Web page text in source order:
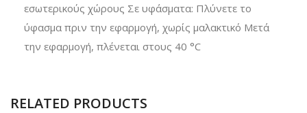
εσωτερικούς χώρους Σε υφάσματα: Πλύνετε το
ύφασμα πριν την εφαρμογή, χωρίς μαλακτικό Μετά
την εφαρμογή, πλένεται στους 40 °C
RELATED PRODUCTS